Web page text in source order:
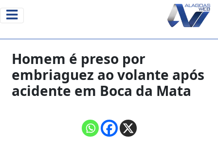
Homem é preso por
embriaguez ao volante após
acidente em Boca da Mata